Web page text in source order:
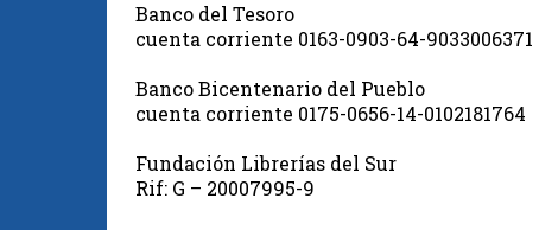
Banco del Tesoro
cuenta corriente 0163-0903-64-9033006371
Banco Bicentenario del Pueblo
cuenta corriente 0175-0656-14-0102181764
Fundación Librerías del Sur
Rif: G – 20007995-9